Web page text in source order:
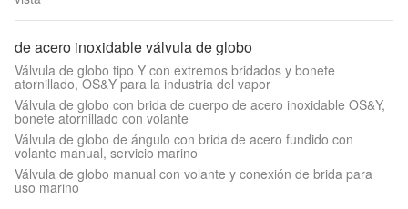
de acero inoxidable válvula de globo
Válvula de globo tipo Y con extremos bridados y bonete
atornillado, OS&Y para la industria del vapor
Válvula de globo con brida de cuerpo de acero inoxidable OS&Y,
bonete atornillado con volante
Válvula de globo de ángulo con brida de acero fundido con
volante manual, servicio marino
Válvula de globo manual con volante y conexión de brida para
uso marino